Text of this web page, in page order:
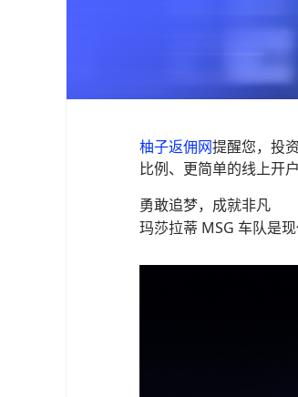
柚子返佣网提醒您，投
比例、更简单的线上开户
勇敢追梦，成就非凡
玛莎拉蒂 MSG 车队是